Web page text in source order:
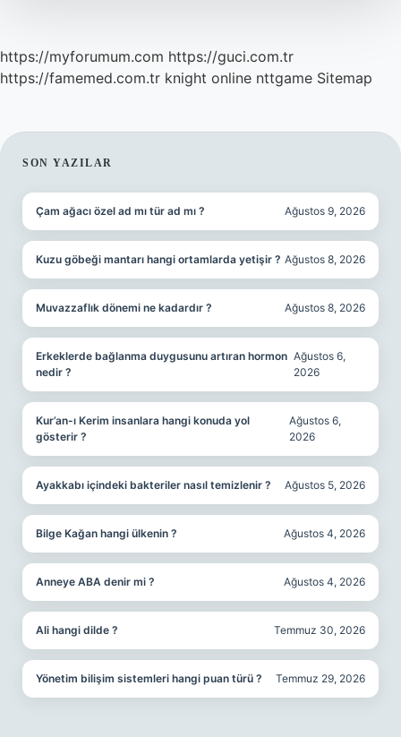
https://myforumum.com https://guci.com.tr
https://famemed.com.tr knight online nttgame Sitemap
SIDEBAR
SON YAZILAR
Çam ağacı özel ad mı tür ad mı ? Ağustos 9, 2026
Kuzu göbeği mantarı hangi ortamlarda yetişir ? Ağustos 8, 2026
Muvazzaflık dönemi ne kadardır ? Ağustos 8, 2026
Erkeklerde bağlanma duygusunu artıran hormon
nedir ?
Ağustos 6,
2026
Kur’an-ı Kerim insanlara hangi konuda yol
gösterir ?
Ağustos 6,
2026
Ayakkabı içindeki bakteriler nasıl temizlenir ? Ağustos 5, 2026
Bilge Kağan hangi ülkenin ? Ağustos 4, 2026
Anneye ABA denir mi ? Ağustos 4, 2026
Ali hangi dilde ? Temmuz 30, 2026
Yönetim bilişim sistemleri hangi puan türü ? Temmuz 29, 2026